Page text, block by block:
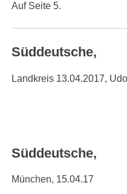
Auf Seite 5.
Süddeutsche,
Landkreis 13.04.2017,
Süddeutsche,
München, 15.04.17